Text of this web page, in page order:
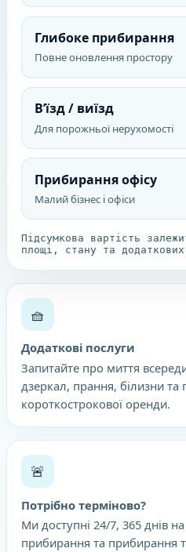
Глибоке прибирання
Повне оновлення простору
В’їзд / виїзд
Для порожньої нерухомості
Прибирання офісу
Малий бізнес і офіси
Підсумкова вартість
площі, стану та
🧺
Додаткові послуги
Запитайте про миття
дзеркал, прання, білизни та
короткострокової оренди.
🚨
Потрібно терміново?
Ми доступні 24/7, 365 днів
прибирання та прибирання